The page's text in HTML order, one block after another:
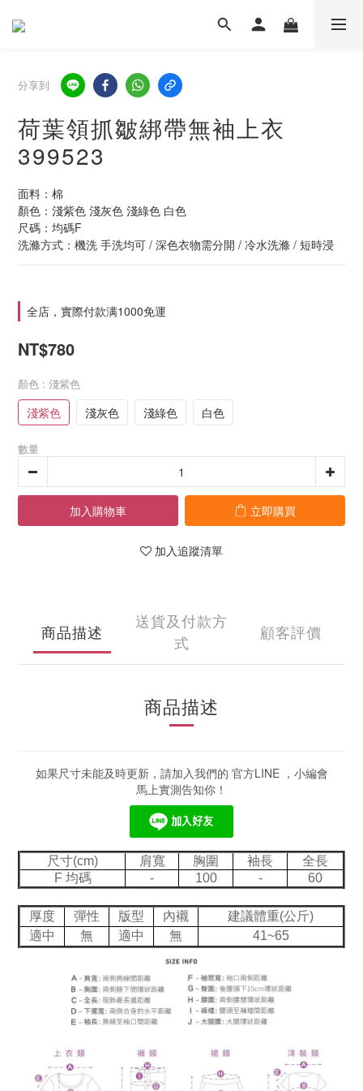
分享到
荷葉領抓皺綁帶無袖上衣
399523
面料：棉
顏色：淺紫色 淺灰色 淺綠色 白色
尺碼：均碼F
洗滌方式：機洗 手洗均可 / 深色衣物需分開 / 冷水洗滌 / 短時浸
全店，實際付款满1000免運
NT$780
顏色 : 淺紫色
淺紫色 淺灰色 淺綠色 白色
數量
加入購物車 立即購買
加入追蹤清單
商品描述
送貨及付款方
式
顧客評價
商品描述
如果尺寸未能及時更新，請加入我們的 官方LINE ，小編會
馬上實測告知你！
尺寸(cm) 肩寬 胸圍 袖長
全長
F 均碼
- 100 - 60
厚度 彈性 版型 內襯
建議體重(公斤)
適中
無 適中 無 41~65